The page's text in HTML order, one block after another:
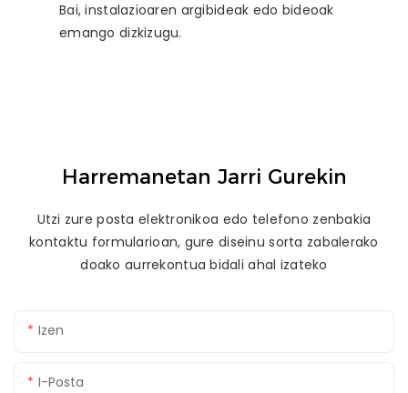
Bai, instalazioaren argibideak edo bideoak
emango dizkizugu.
Harremanetan Jarri Gurekin
Utzi zure posta elektronikoa edo telefono zenbakia
kontaktu formularioan, gure diseinu sorta zabalerako
doako aurrekontua bidali ahal izateko
Izen
I-Posta